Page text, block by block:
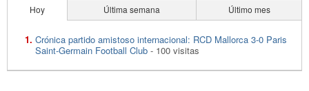
Hoy Última semana Último mes
Crónica partido amistoso internacional: RCD Mallorca 3-0 Paris
Saint-Germain Football Club - 100 visitas